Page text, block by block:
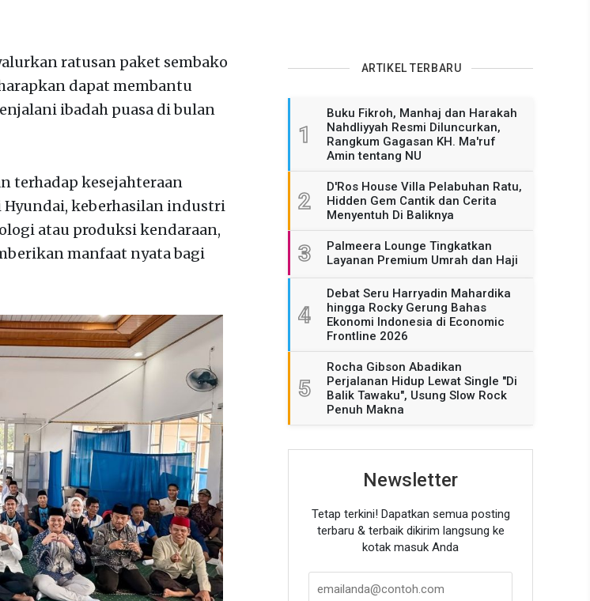
ratusan paket sembako
dapat membantu
ibadah puasa di bulan
terhadap kesejahteraan
Hyundai, keberhasilan industri
atau produksi kendaraan,
manfaat nyata bagi
ARTIKEL TERBARU
1
Buku Fikroh, Manhaj dan Harakah
Nahdliyyah Resmi Diluncurkan,
Rangkum Gagasan KH. Ma'ruf
Amin tentang NU
2
D'Ros House Villa Pelabuhan Ratu,
Hidden Gem Cantik dan Cerita
Menyentuh Di Baliknya
3
Palmeera Lounge Tingkatkan
Layanan Premium Umrah dan Haji
4
Debat Seru Harryadin Mahardika
hingga Rocky Gerung Bahas
Ekonomi Indonesia di Economic
Frontline 2026
5
Rocha Gibson Abadikan
Perjalanan Hidup Lewat Single "Di
Balik Tawaku", Usung Slow Rock
Penuh Makna
Newsletter
Tetap terkini! Dapatkan semua posting
terbaru & terbaik dikirim langsung ke
kotak masuk Anda